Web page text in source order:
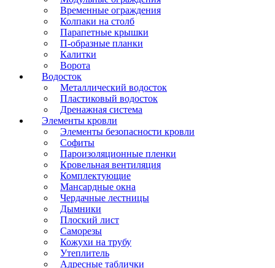
Временные ограждения
Колпаки на столб
Парапетные крышки
П-образные планки
Калитки
Ворота
Водосток
Металлический водосток
Пластиковый водосток
Дренажная система
Элементы кровли
Элементы безопасности кровли
Софиты
Пароизоляционные пленки
Кровельная вентиляция
Комплектующие
Мансардные окна
Чердачные лестницы
Дымники
Плоский лист
Саморезы
Кожухи на трубу
Утеплитель
Адресные таблички